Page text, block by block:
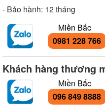
- Bảo hành: 12 tháng
Miền Bắc
0981 228 766
Khách hàng thương
Miền Bắc
096 849 8888